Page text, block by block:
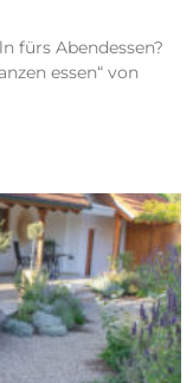
fürs Abendessen?
essen“ von